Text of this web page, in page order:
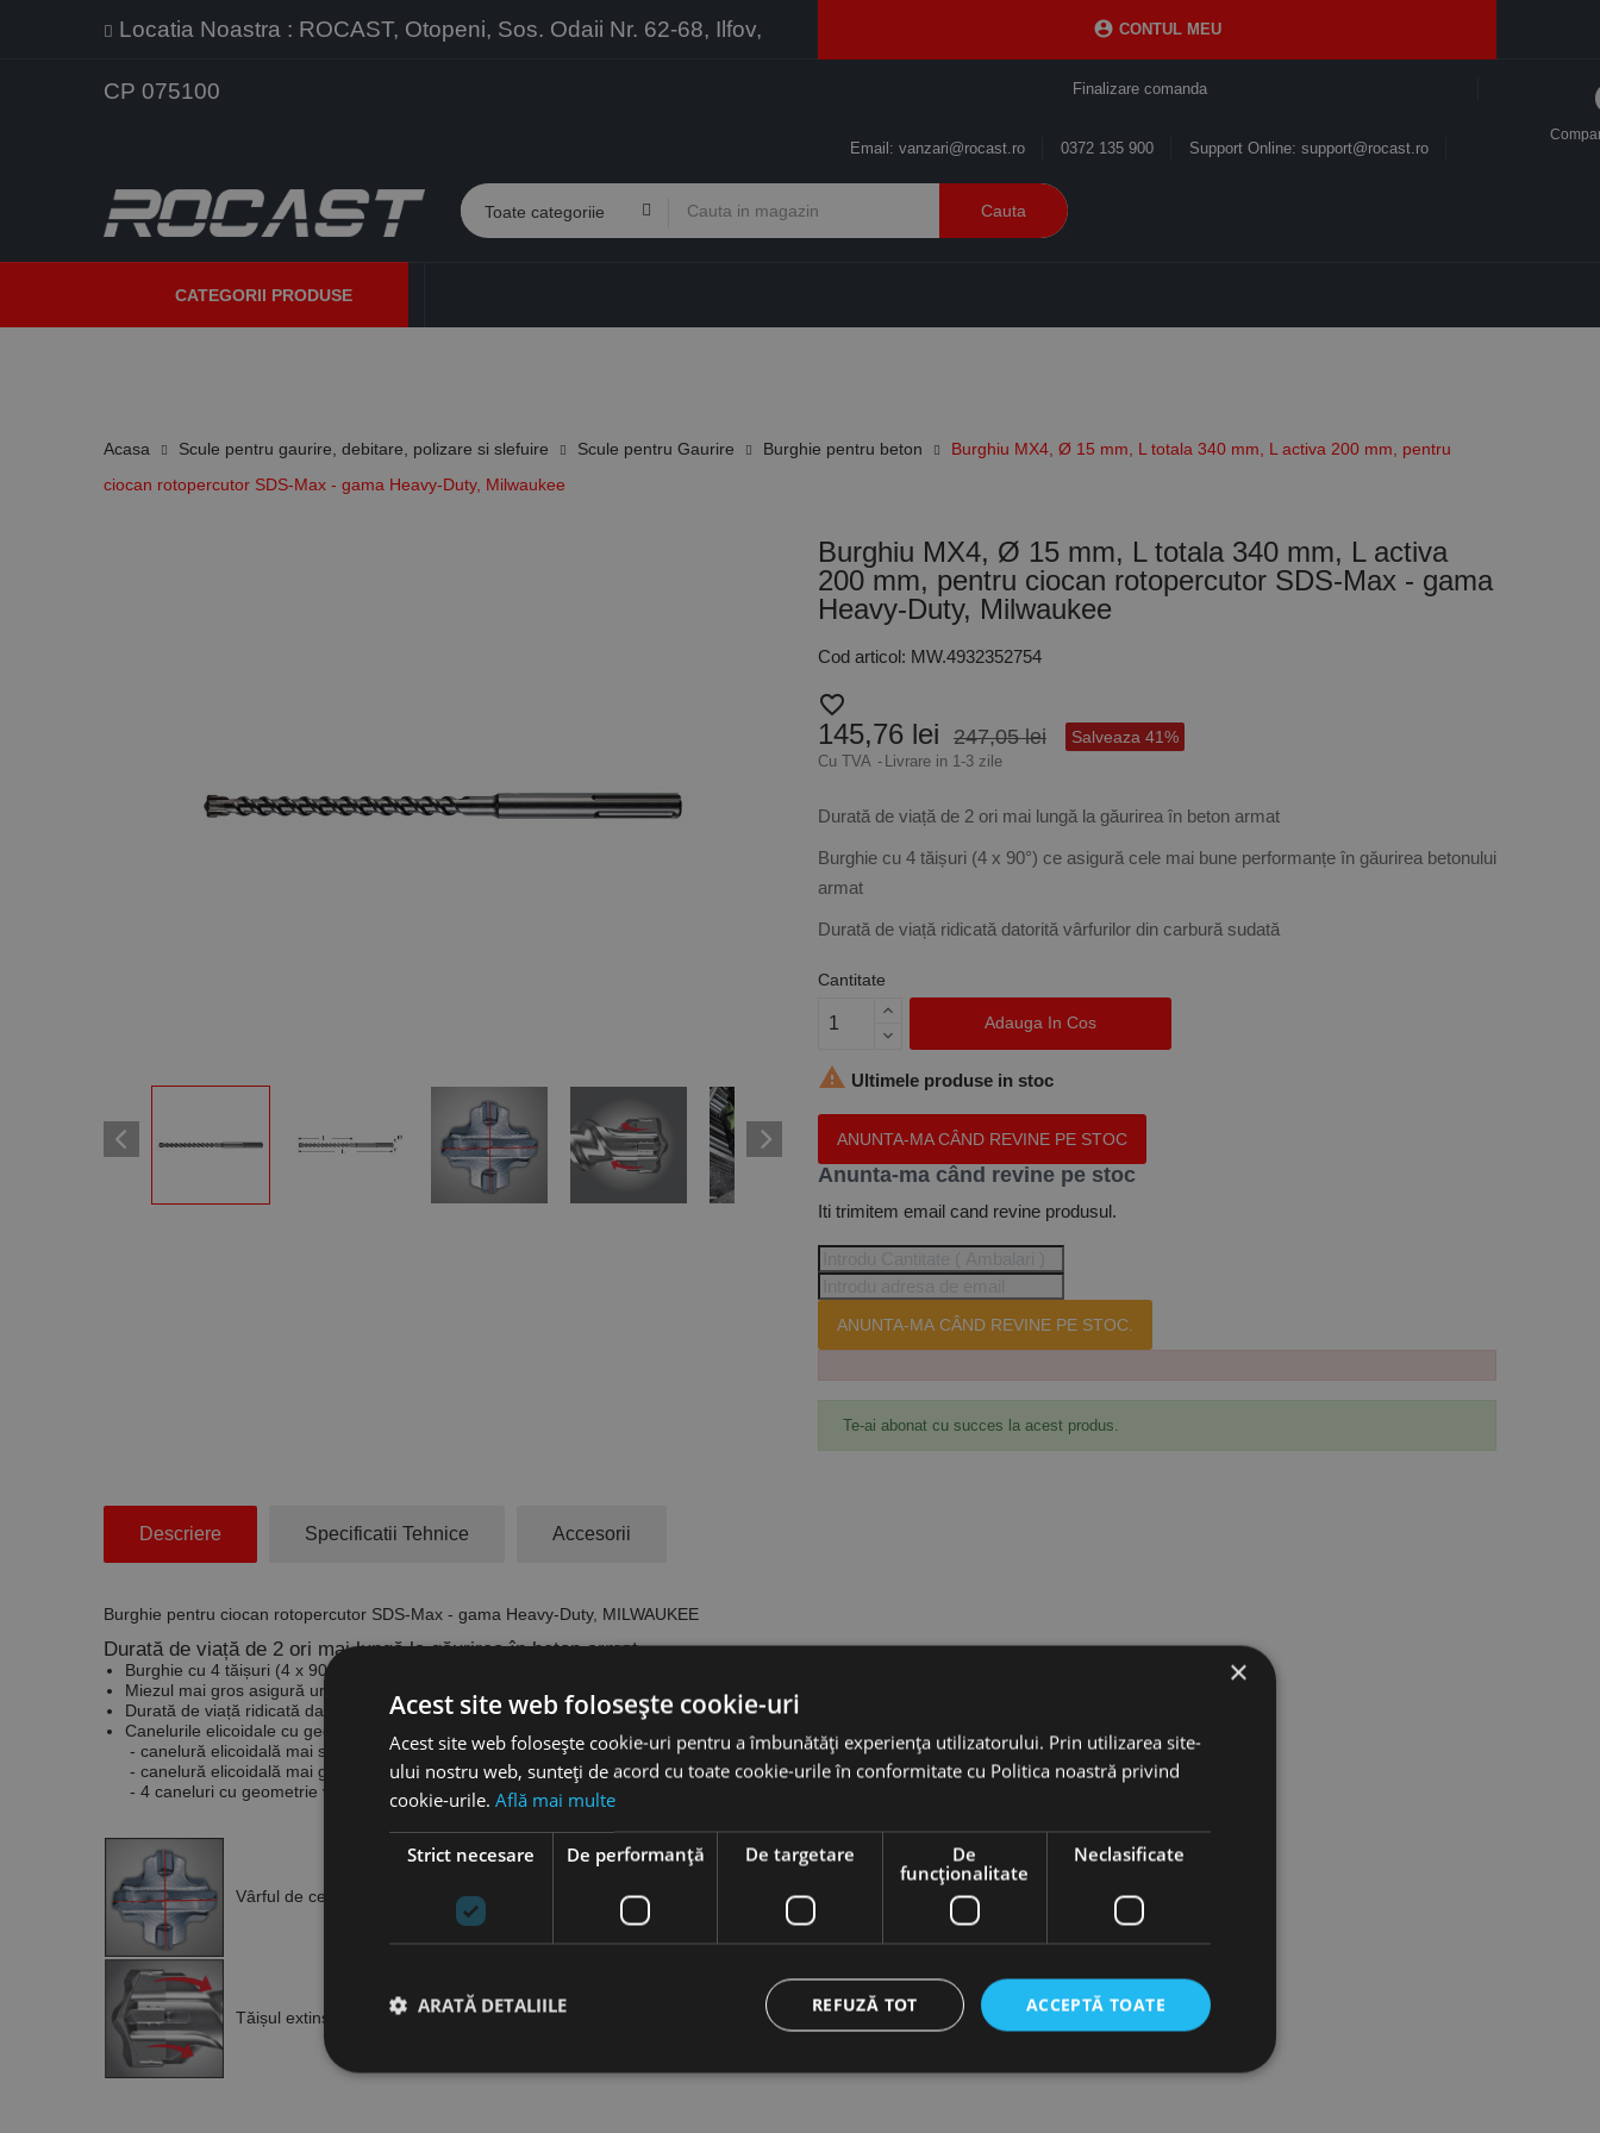
Locatia Noastra : ROCAST, Otopeni, Sos. Odaii Nr. 62-68, Ilfov,
CP 075100
 CONTUL MEU
Finalizare comanda
Support Online: support@rocast.ro
0372 135 900
Email: vanzari@rocast.ro
Cauta
CATEGORII PRODUSE
Acasa Scule pentru gaurire, debitare, polizare si slefuire Scule pentru Gaurire Burghie pentru beton
Burghiu MX4, Ø 15 mm, L totala 340 mm, L activa 200 mm, pentru
ciocan rotopercutor SDS-Max - gama Heavy-Duty, Milwaukee
Burghiu MX4, Ø 15 mm, L totala 340 mm, L activa
200 mm, pentru ciocan rotopercutor SDS-Max - gama
Heavy-Duty, Milwaukee
Cod articol: MW.4932352754
favorite_border
145,76 lei 247,05 lei Salveaza 41%
Cu TVA Livrare in 1-3 zile
Durată de viață de 2 ori mai lungă la găurirea în beton armat
Burghie cu 4 tăișuri (4 x 90°) ce asigură cele mai bune performanțe în găurirea betonului
armat
Durată de viață ridicată datorită vârfurilor din carbură sudată
Cantitate
Adauga In Cos
 Ultimele produse in stoc
ANUNTA-MA CÂND REVINE PE STOC
Anunta-ma când revine pe stoc
Iti trimitem email cand revine produsul.
ANUNTA-MA CÂND REVINE PE STOC.
Te-ai abonat cu succes la acest produs.
Descriere Specificatii Tehnice Accesorii
Burghie pentru ciocan rotopercutor SDS-Max - gama Heavy-Duty, MILWAUKEE
Durată de viață de 2 ori mai lungă la găurirea în beton armat.
Burghie cu 4 tăișuri (4 x 90°) ce asigură cele mai bune performanțe în găurirea betonului armat
Miezul mai gros asigură un transfer de putere ridicat către vârf, reduce vibrațiile și îi oferă o durabilitate maximă
Durată de viață ridicată datorită vârfurilor din carbură sudată
Canelurile elicoidale cu geometrie variabilă optimizează eliminarea prafului format în cursul găuririi:
- canelură elicoidală mai subțire la vârf pentru extragere rapidă a prafului, viteză mai mare și frecare redusă
- canelură elicoidală mai groasă la bază pentru stabilitate mai mare și durată de viață ridicată
- 4 caneluri cu geometrie variabilă până la Ø16mm, 2 caneluri de la Ø18 mm
Vârful de centrare asigură precizia găuririi și previne alunecarea pe suprafețe netede.
Tăișul extins împiedică deteriorarea vârfului la contactul cu oțelul beton și reduce riscul blocării burghiului.
×
Acest site web folosește cookie-uri
Acest site web folosește cookie-uri pentru a îmbunătăți experiența utilizatorului. Prin utilizarea site-
ului nostru web, sunteți de acord cu toate cookie-urile în conformitate cu Politica noastră privind
cookie-urile. Află mai multe
Strict necesare De performanță De targetare
De
funcţionalitate
Neclasificate
ACCEPTĂ TOATE
REFUZĂ TOT
ARATĂ DETALIILE